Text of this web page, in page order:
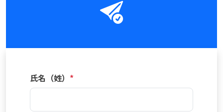
氏名（姓） *